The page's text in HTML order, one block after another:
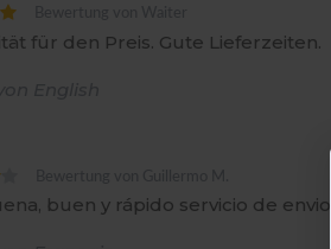
für den Preis. Gute Lieferzeiten.
buen y rápido servicio de envio.